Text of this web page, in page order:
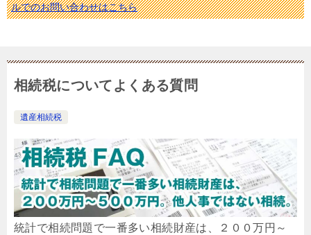
ルでのお問い合わせはこちら
相続税についてよくある質問
遺産相続税
統計で相続問題で一番多い相続財産は、２００万円～